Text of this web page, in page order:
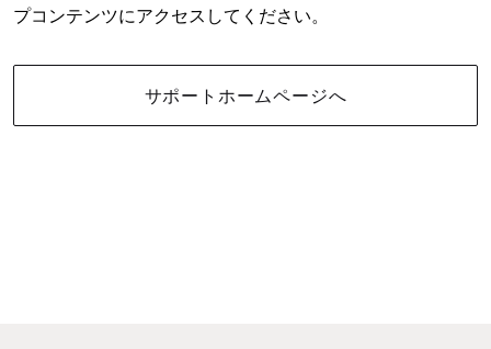
プコンテンツにアクセスしてください。
サポートホームページへ